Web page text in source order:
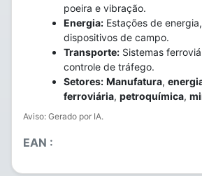
poeira e vibração.
Energia: Estações de
dispositivos de campo.
Transporte: Sistemas
controle de tráfego.
Setores: Manufatura,
ferroviária, petroquímica,
Aviso: Gerado por IA.
EAN :